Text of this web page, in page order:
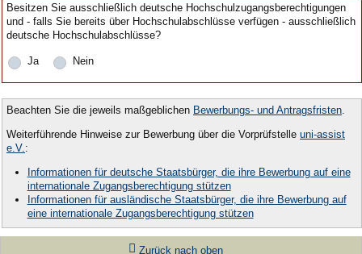
Besitzen Sie ausschließlich deutsche Hochschulzugangsberechtigungen
und - falls Sie bereits über Hochschulabschlüsse verfügen - ausschließlich
deutsche Hochschulabschlüsse?
Ja Nein
Beachten Sie die jeweils maßgeblichen Bewerbungs- und Antragsfristen.
Weiterführende Hinweise zur Bewerbung über die Vorprüfstelle uni-assist
e.V.:
Informationen für deutsche Staatsbürger, die ihre Bewerbung auf eine
internationale Zugangsberechtigung stützen
Informationen für ausländische Staatsbürger, die ihre Bewerbung auf
eine internationale Zugangsberechtigung stützen
Zurück nach oben